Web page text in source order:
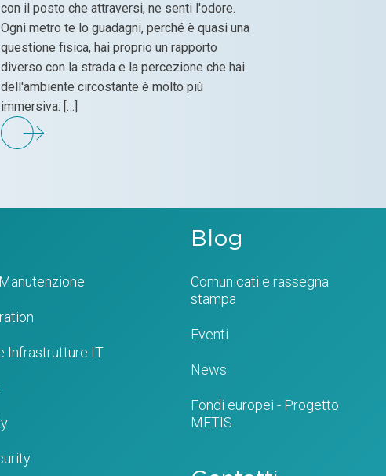
con il posto che attraversi, ne senti l'odore.
Ogni metro te lo guadagni, perché è quasi una
questione fisica, hai proprio un rapporto
diverso con la strada e la percezione che hai
dell'ambiente circostante è molto più
immersiva: […]
Infrastrutture IT
Blog
Comunicati e rassegna
stampa
Eventi
News
Fondi europei - Progetto
METIS